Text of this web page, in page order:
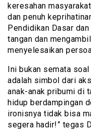
keresahan
dan penuh
Pendidikan Dasar
tangan dan
menyelesaikan
Ini bukan semata
adalah simbol dari
anak-anak pribumi di
hidup berdampingan
ironisnya tidak bisa
segera hadir!” tegas